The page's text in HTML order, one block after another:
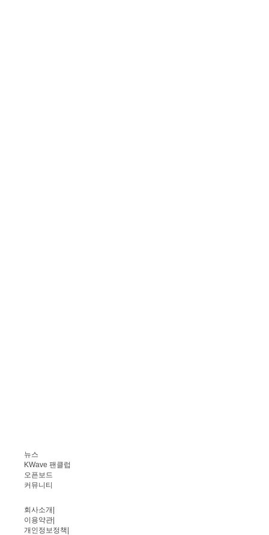
뉴스
KWave 팬클럽
오픈보드
커뮤니티
회사소개
이용약관
개인정보정책